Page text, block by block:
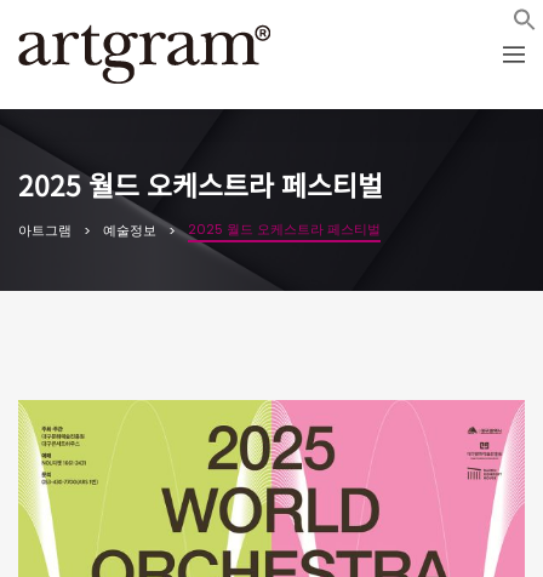
2025 월드 오케스트라 페스티벌
아트그램 예술정보 2025 월드 오케스트라 페스티벌